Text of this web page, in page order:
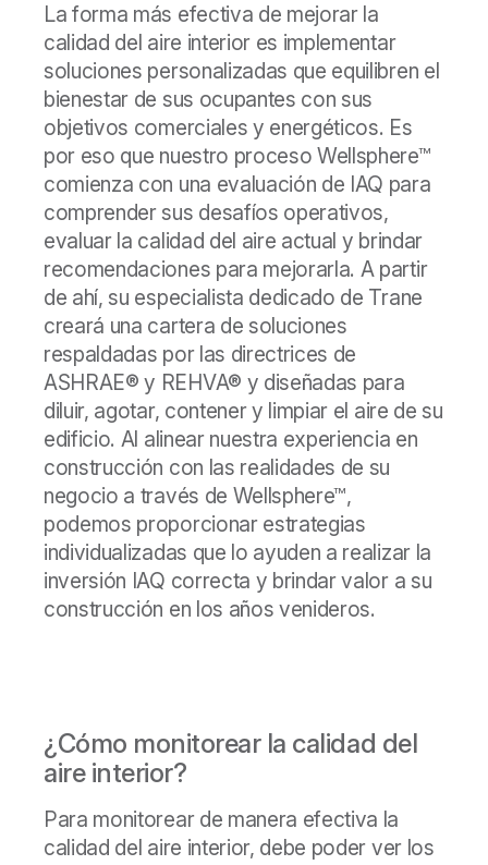
La forma más efectiva de mejorar la
calidad del aire interior es implementar
soluciones personalizadas que equilibren el
bienestar de sus ocupantes con sus
objetivos comerciales y energéticos. Es
por eso que nuestro proceso Wellsphere™
comienza con una evaluación de IAQ para
comprender sus desafíos operativos,
evaluar la calidad del aire actual y brindar
recomendaciones para mejorarla. A partir
de ahí, su especialista dedicado de Trane
creará una cartera de soluciones
respaldadas por las directrices de
ASHRAE® y REHVA® y diseñadas para
diluir, agotar, contener y limpiar el aire de su
edificio. Al alinear nuestra experiencia en
construcción con las realidades de su
negocio a través de Wellsphere™,
podemos proporcionar estrategias
individualizadas que lo ayuden a realizar la
inversión IAQ correcta y brindar valor a su
construcción en los años venideros.
¿Cómo monitorear la calidad del
aire interior?
Para monitorear de manera efectiva la
calidad del aire interior, debe poder ver los